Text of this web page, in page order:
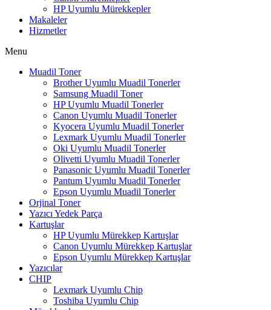
HP Uyumlu Mürekkepler
Makaleler
Hizmetler
Menu
Muadil Toner
Brother Uyumlu Muadil Tonerler
Samsung Muadil Toner
HP Uyumlu Muadil Tonerler
Canon Uyumlu Muadil Tonerler
Kyocera Uyumlu Muadil Tonerler
Lexmark Uyumlu Muadil Tonerler
Oki Uyumlu Muadil Tonerler
Olivetti Uyumlu Muadil Tonerler
Panasonic Uyumlu Muadil Tonerler
Pantum Uyumlu Muadil Tonerler
Epson Uyumlu Muadil Tonerler
Orjinal Toner
Yazıcı Yedek Parça
Kartuşlar
HP Uyumlu Mürekkep Kartuşlar
Canon Uyumlu Mürekkep Kartuşlar
Epson Uyumlu Mürekkep Kartuşlar
Yazıcılar
CHIP
Lexmark Uyumlu Chip
Toshiba Uyumlu Chip